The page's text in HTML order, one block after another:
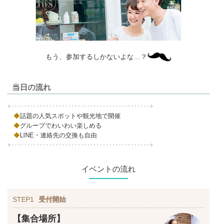
もう、参加するしかないよな…？
当日の流れ
+‥‥‥‥‥‥‥‥‥‥‥‥‥‥‥‥‥‥‥‥‥‥+
◆話題の人気スポットや観光地で開催
◆グループでわいわい楽しめる
◆LINE・連絡先の交換も自由
+‥‥‥‥‥‥‥‥‥‥‥‥‥‥‥‥‥‥‥‥‥‥+
イベントの流れ
STEP1 受付開始
【集合場所】